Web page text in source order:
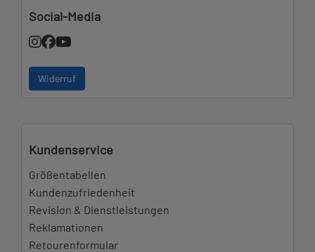
Social-Media
Widerruf
Kundenservice
Größentabellen
Kundenzufriedenheit
Revision & Dienstleistungen
Reklamationen
Retourenformular